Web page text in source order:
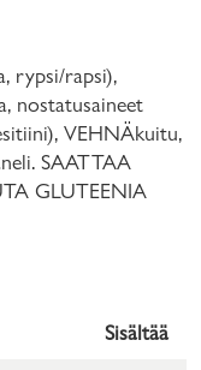
rypsi/rapsi),
nostatusaineet
VEHNÄkuitu,
SAATTAA
GLUTEENIA
Sisältää